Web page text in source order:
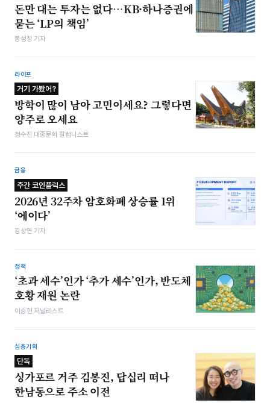
돈만 대는 투자는 없다…KB·하나증권에
묻는 ‘LP의 책임’
봉성창 기자
라이프
거기 가봤어?
방학이 많이 남아 고민이세요? 그렇다면
양주로 오세요
정수진 대중문화 칼럼니스트
금융
주간 코인플릭스
2026년 32주차 암호화폐 상승률 1위
‘에이다’
김상연 기자
정책
‘초과 세수’인가 ‘추가 세수’인가, 반도체
호황 재원 논란
이승현 저널리스트
심층기획
단독
싱가포르 거주 김봉진, 답십리 떠나
한남동으로 주소 이전